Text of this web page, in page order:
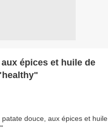
épices et huile de